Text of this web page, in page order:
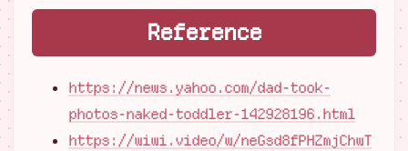
Reference
https://news.yahoo.com/dad-took-
photos-naked-toddler-142928196.html
https://wiwi.video/w/neGsd8fPHZmjChwT